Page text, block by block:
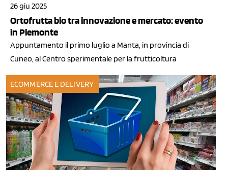
26 giu 2025
Ortofrutta bio tra innovazione e mercato: evento
in Piemonte
Appuntamento il primo luglio a Manta, in provincia di
Cuneo, al Centro sperimentale per la frutticoltura
ECOMMERCE E DELIVERY